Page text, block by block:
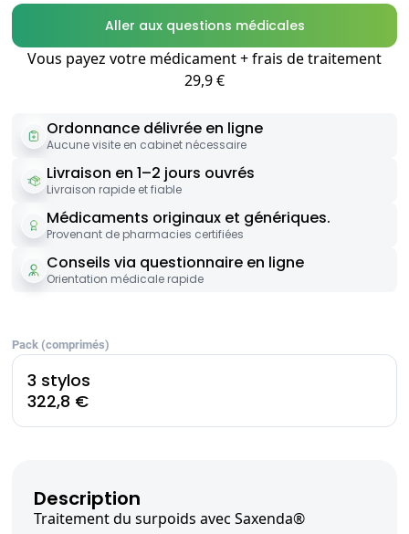
Aller aux questions médicales
Vous payez votre médicament + frais de traitement
29,9 €
Ordonnance délivrée en ligne
Aucune visite en cabinet nécessaire
Livraison en 1–2 jours ouvrés
Livraison rapide et fiable
Médicaments originaux et génériques.
Provenant de pharmacies certifiées
Conseils via questionnaire en ligne
Orientation médicale rapide
Pack (comprimés)
3 stylos
322,8 €
Description
Traitement du surpoids avec Saxenda®